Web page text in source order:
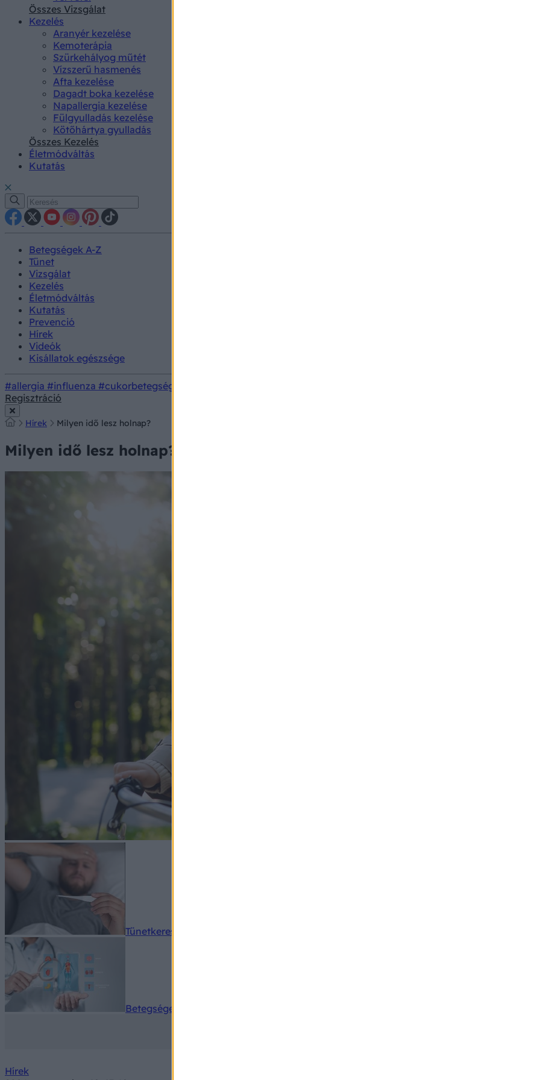
Összes Vizsgálat
Kezelés
Aranyér kezelése
Kemoterápia
Szürkehályog műtét
Vízszerű hasmenés
Afta kezelése
Dagadt boka kezelése
Napallergia kezelése
Fülgyulladás kezelése
Kötőhártya gyulladás
Összes Kezelés
Életmódváltás
Kutatás
Betegségek A-Z
Tünet
Vizsgálat
Kezelés
Életmódváltás
Kutatás
Prevenció
Hírek
Videók
Kisállatok egészsége
#allergia #influenza #cukorbetegség
Regisztráció
Hírek Milyen idő lesz holnap?
Milyen idő lesz holnap?
Tünetkereső
Betegségek A-Z
Hírek